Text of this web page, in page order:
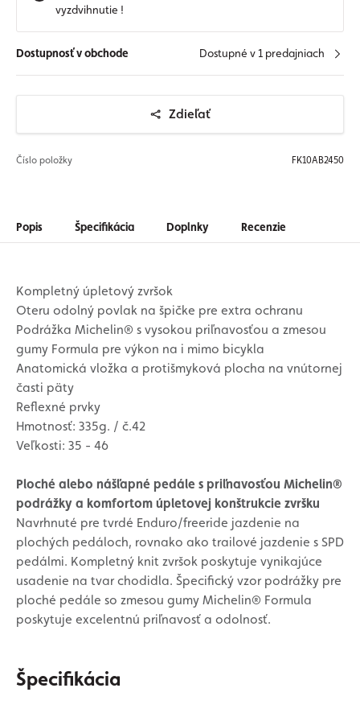
vyzdvihnutie !
Dostupnosť v obchode Dostupné v 1 predajniach
Zdieľať
Číslo položky FK10AB2450
Popis Špecifikácia Doplnky Recenzie
Kompletný úpletový zvršok
Oteru odolný povlak na špičke pre extra ochranu
Podrážka Michelin® s vysokou priľnavosťou a zmesou
gumy Formula pre výkon na i mimo bicykla
Anatomická vložka a protišmyková plocha na vnútornej
časti päty
Reflexné prvky
Hmotnosť: 335g. / č.42
Veľkosti: 35 - 46
Ploché alebo nášľapné pedále s priľnavosťou Michelin®
podrážky a komfortom úpletovej konštrukcie zvršku
Navrhnuté pre tvrdé Enduro/freeride jazdenie na
plochých pedáloch, rovnako ako trailové jazdenie s SPD
pedálmi. Kompletný knit zvršok poskytuje vynikajúce
usadenie na tvar chodidla. Špecifický vzor podrážky pre
ploché pedále so zmesou gumy Michelin® Formula
poskytuje excelentnú priľnavosť a odolnosť.
Špecifikácia